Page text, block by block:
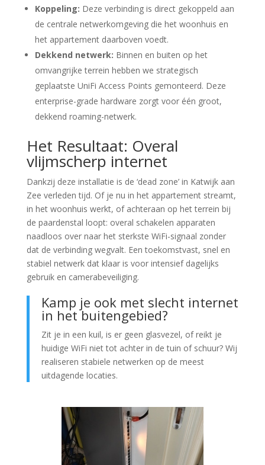
Koppeling: Deze verbinding is direct gekoppeld aan
de centrale netwerkomgeving die het woonhuis en
het appartement daarboven voedt.
Dekkend netwerk: Binnen en buiten op het
omvangrijke terrein hebben we strategisch
geplaatste UniFi Access Points gemonteerd. Deze
enterprise-grade hardware zorgt voor één groot,
dekkend roaming-netwerk.
Het Resultaat: Overal
vlijmscherp internet
Dankzij deze installatie is de ‘dead zone’ in Katwijk aan
Zee verleden tijd. Of je nu in het appartement streamt,
in het woonhuis werkt, of achteraan op het terrein bij
de paardenstal loopt: overal schakelen apparaten
naadloos over naar het sterkste WiFi-signaal zonder
dat de verbinding wegvalt. Een toekomstvast, snel en
stabiel netwerk dat klaar is voor intensief dagelijks
gebruik en camerabeveiliging.
Kamp je ook met slecht internet
in het buitengebied?
Zit je in een kuil, is er geen glasvezel, of reikt je
huidige WiFi niet tot achter in de tuin of schuur? Wij
realiseren stabiele netwerken op de meest
uitdagende locaties.